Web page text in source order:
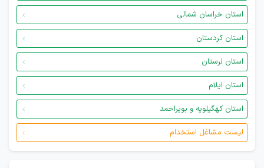
استان خراسان شمالی
استان کردستان
استان لرستان
استان ایلام
استان کهگیلویه و بویراحمد
لیست مشاغل استخدام